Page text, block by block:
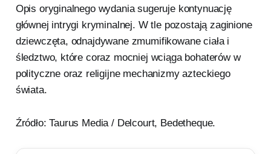
Opis oryginalnego wydania sugeruje kontynuację
głównej intrygi kryminalnej. W tle pozostają zaginione
dziewczęta, odnajdywane zmumifikowane ciała i
śledztwo, które coraz mocniej wciąga bohaterów w
polityczne oraz religijne mechanizmy azteckiego
świata.
Źródło: Taurus Media / Delcourt, Bedetheque.